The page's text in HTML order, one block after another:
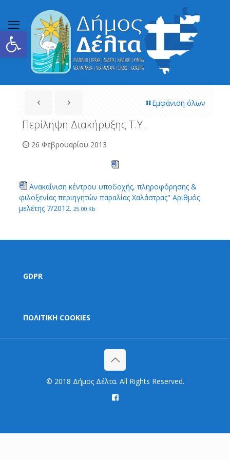
Ανοίξτε τη γραμμή εργαλείων
Εμφάνιση όλων
Περίληψη Διακήρυξης Τ.Υ.
26 Φεβρουαρίου 2013
Ανακαίνιση κέντρου υποδοχής, πληροφόρησης &
φιλοξενίας περιηγητών παραλίας Χαλάστρας" Αριθμός
μελέτης 7/2012. 25.00 Kb
GDPR
ΠΟΛΙΤΙΚΗ COOKIES
© 2018 Δήμος Δέλτα. All Rights Reserved.